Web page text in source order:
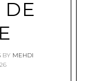
BY MEHDI